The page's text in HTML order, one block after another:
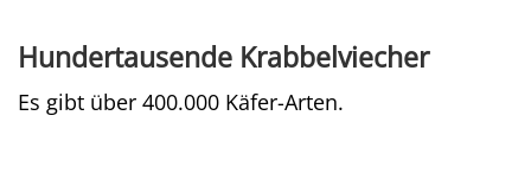
Hundertausende Krabbelviecher
Es gibt über 400.000 Käfer-Arten.